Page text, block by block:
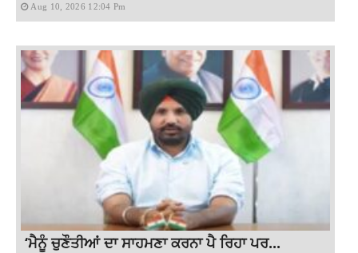
Aug 10, 2026 12:04 Pm
‘ਮੈਨੂੰ ਚੁਣੌਤੀਆਂ ਦਾ ਸਾਹਮਣਾ ਕਰਨਾ ਪੈ ਰਿਹਾ ਪਰ...